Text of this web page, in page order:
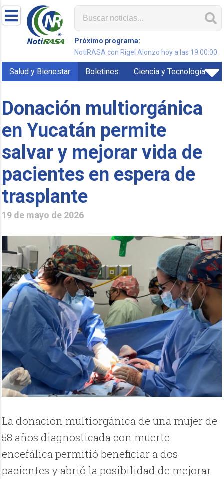
Próximo programa:
NotiRASA con Rigel Alonzo hoy a las 19:00:00
Salud y Bienestar Boletines Ciencia y Tecnología
Donación multiorgánica
en Yucatán permite
salvar y mejorar vida de
pacientes en espera de
trasplante
19 de mayo de 2026
La donación multiorgánica de una mujer de
58 años diagnosticada con muerte
encefálica permitió beneficiar a dos
pacientes y abrió la posibilidad de mejorar